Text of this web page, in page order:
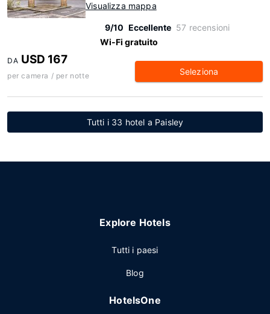
Visualizza mappa
9/10 Eccellente 57 recensioni
Wi-Fi gratuito
DA USD 167
per camera / per notte Seleziona
Tutti i 33 hotel a Paisley
Explore Hotels
Tutti i paesi
Blog
HotelsOne